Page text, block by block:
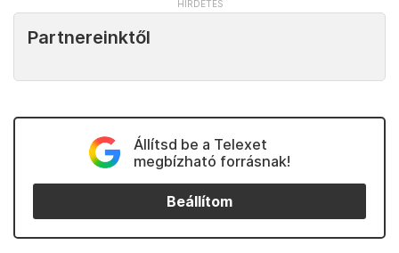
Partnereinktől
Állítsd be a Telexet
megbízható forrásnak!
Beállítom